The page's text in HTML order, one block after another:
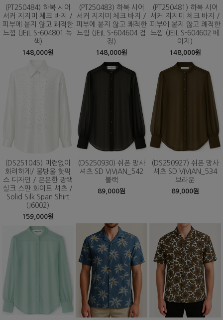
(PT250484) 하복 시어
서커 지지미 체크 바지 /
피부에 붙지 않고 쾌적한
느낌 (JEIL S-604801 녹
색)
148,000원
(PT250483) 하복 시어
서커 지지미 체크 바지 /
피부에 붙지 않고 쾌적한
느낌 (JEIL S-604604 검
정)
148,000원
(PT250481) 하복 시어
서커 지지미 체크 바지 /
피부에 붙지 않고 쾌적한
느낌 (JEIL S-604602 베
이지)
148,000원
(DS251045) 미련없이
화려하게/ 물방울 핫픽
스 디자인 / 은은한 광택
실크 스판 화이트 셔츠 /
Solid Silk Span Shirt
(J6002)
159,000원
(DS250930) 쉬폰 망사
셔츠 SD VIVIAN_542
블랙
89,000원
(DS250927) 쉬폰 망사
셔츠 SD VIVIAN_534
브라운
89,000원